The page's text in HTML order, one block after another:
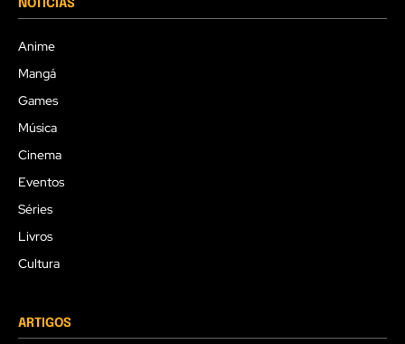
NOTÍCIAS
Anime
Mangá
Games
Música
Cinema
Eventos
Séries
Livros
Cultura
ARTIGOS